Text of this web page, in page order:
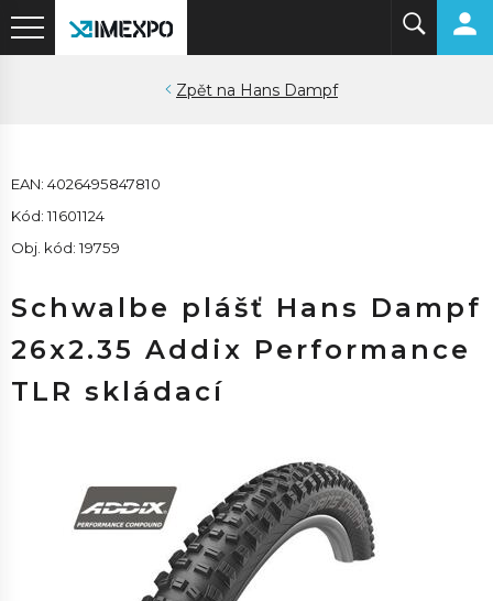
Hans Dampf
EAN: 4026495847810
Kód: 11601124
Obj. kód: 19759
Schwalbe plášť Hans Dampf
26x2.35 Addix Performance
TLR skládací